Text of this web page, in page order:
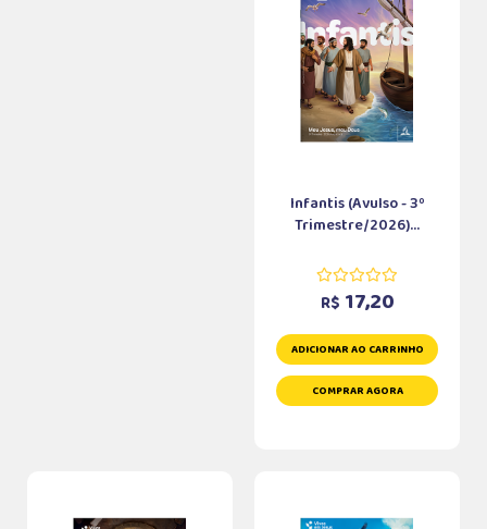
Infantis (Avulso - 3º
Trimestre/2026)...
R$ 17,20
ADICIONAR AO CARRINHO
COMPRAR AGORA